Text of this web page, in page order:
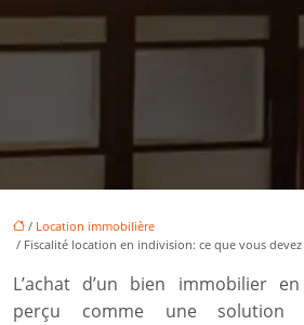
/ Location immobilière
/ Fiscalité location en indivision: ce que vous
L’achat d’un bien immobilier
perçu comme une solution